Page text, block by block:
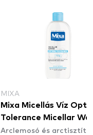
MIXA
Mixa Micellás Víz
Tolerance Micellar
Arclemosó és